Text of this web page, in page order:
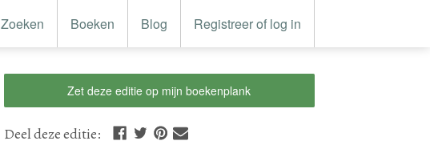
Zoeken Boeken Blog Registreer of log in
Zet deze editie op mijn boekenplank
Deeldeze editie: